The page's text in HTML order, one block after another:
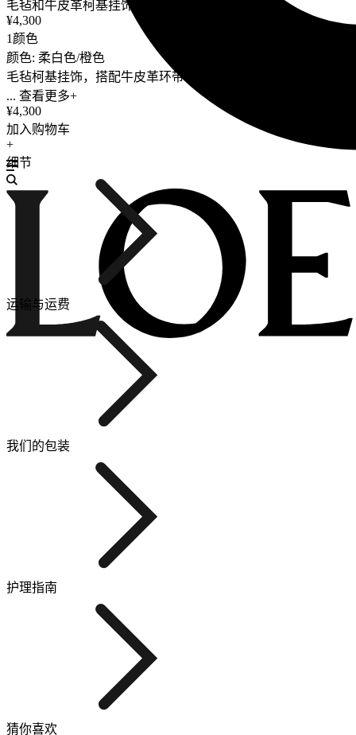
毛毡和牛皮革柯基挂饰
¥4,300
1颜色
颜色: 柔白色/橙色
毛毡柯基挂饰，搭配牛皮革环带和 Anagram 骰子。
... 查看更多+
¥4,300
加入购物车
+
细节
运输与运费
我们的包装
护理指南
猜你喜欢